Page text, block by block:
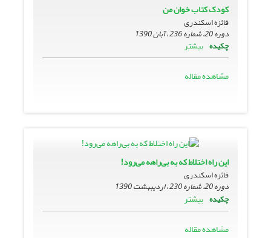
کودک کتاب خوان من
فائزه اسکندری
دوره 20، شماره 236 ، آبان 1390
چکیده بیشتر
مشاهده مقاله
این راه اختلاط که به بی‌راهه می‌رود!
فائزه اسکندری
دوره 20، شماره 230 ، اردیبهشت 1390
چکیده بیشتر
مشاهده مقاله